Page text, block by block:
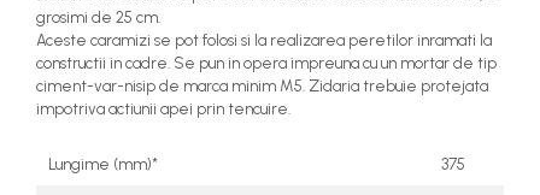
grosimi de 25 cm.
Aceste caramizi se pot folosi si la realizarea peretilor inramati la
constructii in cadre. Se pun in opera impreuna cu un mortar de tip
ciment-var-nisip de marca minim M5. Zidaria trebuie protejata
impotriva actiunii apei prin tencuire.
Lungime (mm)* 375